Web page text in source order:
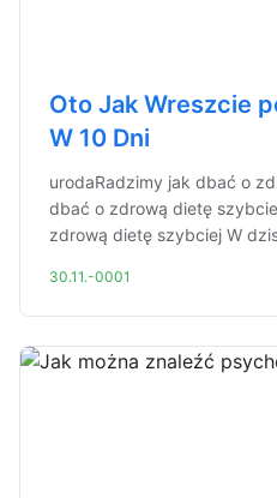
Oto Jak Wreszcie
W 10 Dni
urodaRadzimy jak dbać o
dbać o zdrową dietę
zdrową dietę szybciej W
30.11.-0001